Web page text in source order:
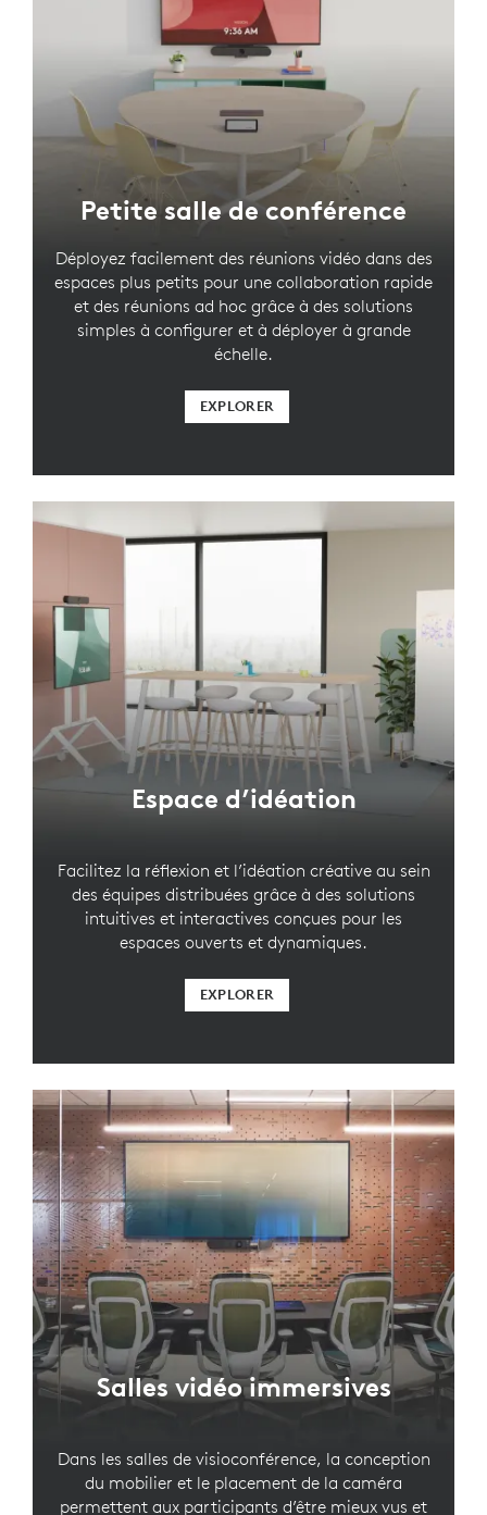
Petite salle de conférence
Déployez facilement des réunions vidéo dans des
espaces plus petits pour une collaboration rapide
et des réunions ad hoc grâce à des solutions
simples à configurer et à déployer à grande
échelle.
EXPLORER
Espace d’idéation
Facilitez la réflexion et l’idéation créative au sein
des équipes distribuées grâce à des solutions
intuitives et interactives conçues pour les
espaces ouverts et dynamiques.
EXPLORER
Salles vidéo immersives
Dans les salles de visioconférence, la conception
du mobilier et le placement de la caméra
permettent aux participants d’être mieux vus et